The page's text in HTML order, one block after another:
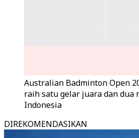
Australian Badminton Open
raih satu gelar juara dan dua
Indonesia
DIREKOMENDASIKAN